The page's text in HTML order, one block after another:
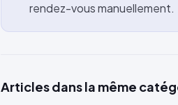
rendez-vous manuellement.
Articles dans la même